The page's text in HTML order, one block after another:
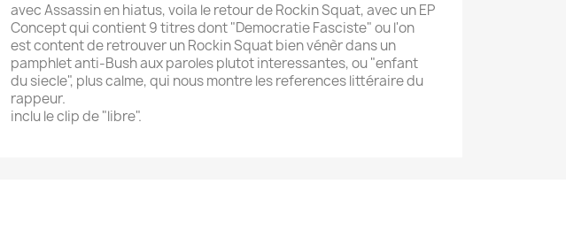
avec Assassin en hiatus, voila le retour de Rockin Squat, avec un EP
Concept qui contient 9 titres dont "Democratie Fasciste" ou l'on
est content de retrouver un Rockin Squat bien vénèr dans un
pamphlet anti-Bush aux paroles plutot interessantes, ou "enfant
du siecle", plus calme, qui nous montre les references littéraire du
rappeur.
inclu le clip de "libre".